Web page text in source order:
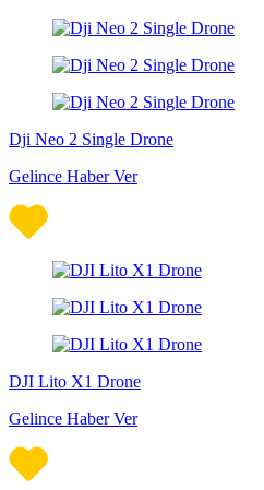
Dji Neo 2 Single Drone
Gelince Haber Ver
DJI Lito X1 Drone
Gelince Haber Ver